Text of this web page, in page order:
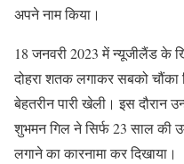
अपने नाम किया।
18 जनवरी 2023 में न्यूजीलैंड के
दोहरा शतक लगाकर सबको चौंका
बेहतरीन पारी खेली। इस दौरान
शुभमन गिल ने सिर्फ 23 साल की
लगाने का कारनामा कर